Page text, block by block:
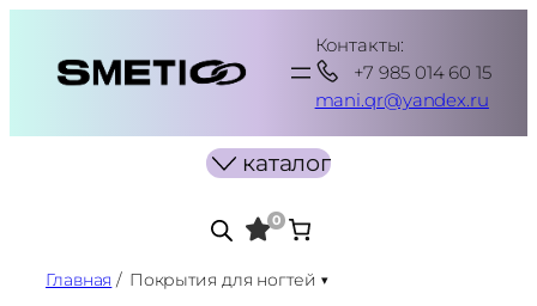
содержимому
Контакты:
+7 985 014 60 15
mani.qr@yandex.ru
каталог
0
Главная / Покрытия для ногтей